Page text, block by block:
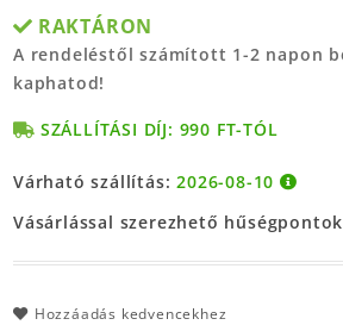
RAKTÁRON
A rendeléstől számított 1-2 napon
kaphatod!
SZÁLLÍTÁSI DÍJ: 990 FT-TÓL
Várható szállítás:2026-08-10
Vásárlással szerezhető
Hozzáadás kedvencekhez